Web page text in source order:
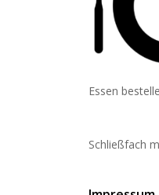
Essen
Schließfach